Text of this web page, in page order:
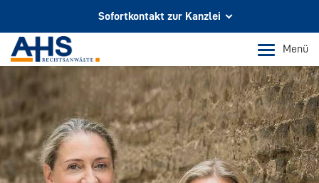
Sofortkontakt zur Kanzlei
Ihr Partner für Rechtsberatung
In Köln und Bonn
Telefon Köln
+49 221 973 096 0
Telefon Bonn
+49 228 956 9717
Menü